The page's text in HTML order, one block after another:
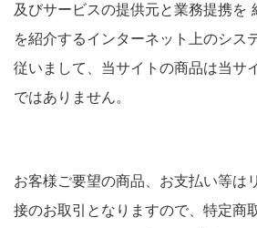
及びサービスの提供元と業務提携を
を紹介するインターネット上のシス
従いまして、当サイトの商品は当サ
ではありません。
お客様ご要望の商品、お支払い等は
接のお取引となりますので、特定商